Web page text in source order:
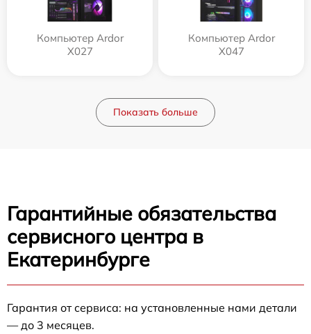
Компьютер Ardor
X027
Компьютер Ardor
X047
Показать больше
Гарантийные обязательства
сервисного центра в
Екатеринбурге
Гарантия от сервиса: на установленные нами детали
— до 3 месяцев.